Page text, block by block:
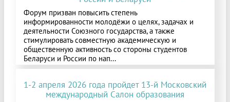
Форум призван повысить степень
информированности молодёжи о целях, задачах и
деятельности Союзного государства, а также
стимулировать совместную академическую и
общественную активность со стороны студентов
Беларуси и России по нап...
1-2 апреля 2026 года пройдет 13-й Московский
международный Салон образования